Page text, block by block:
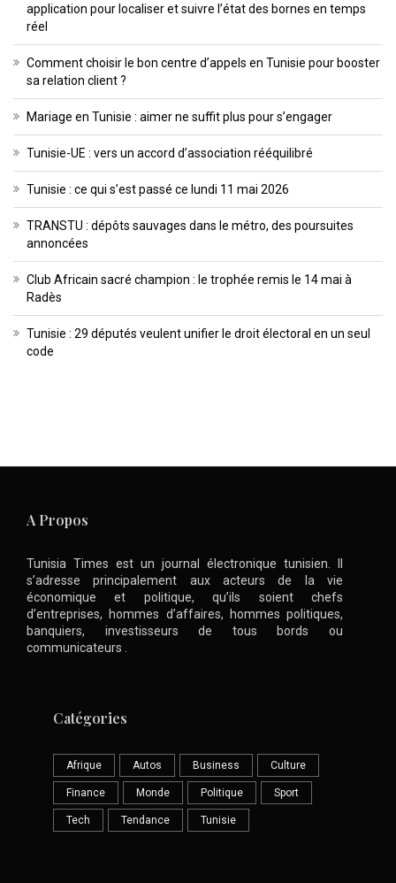
application pour localiser et suivre l’état des bornes en temps
réel
Comment choisir le bon centre d’appels en Tunisie pour booster
sa relation client ?
Mariage en Tunisie : aimer ne suffit plus pour s’engager
Tunisie-UE : vers un accord d’association rééquilibré
Tunisie : ce qui s’est passé ce lundi 11 mai 2026
TRANSTU : dépôts sauvages dans le métro, des poursuites
annoncées
Club Africain sacré champion : le trophée remis le 14 mai à
Radès
Tunisie : 29 députés veulent unifier le droit électoral en un seul
code
A Propos
Tunisia Times est un journal électronique tunisien. Il
s’adresse principalement aux acteurs de la vie
économique et politique, qu’ils soient chefs
d’entreprises, hommes d’affaires, hommes politiques,
banquiers, investisseurs de tous bords ou
communicateurs .
Catégories
Afrique Autos Business Culture
Finance Monde Politique Sport
Tech Tendance Tunisie